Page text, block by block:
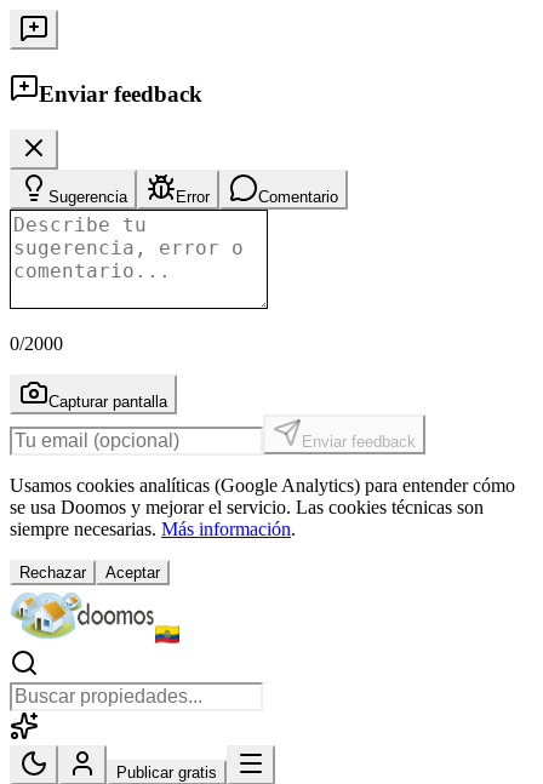
Enviar feedback
Sugerencia Error Comentario
0/2000
Capturar pantalla
Enviar feedback
Usamos cookies analíticas (Google Analytics) para entender cómo
se usa Doomos y mejorar el servicio. Las cookies técnicas son
siempre necesarias. Más información.
Rechazar Aceptar
Publicar gratis